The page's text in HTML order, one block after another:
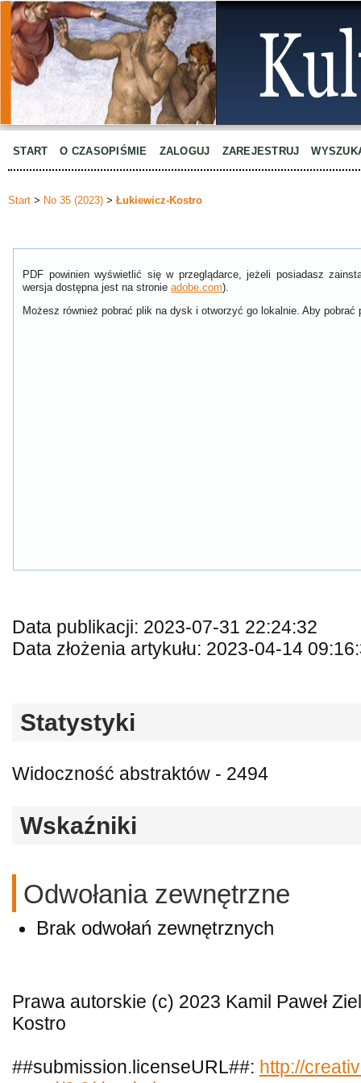
START O CZASOPIŚMIE ZALOGUJ ZAREJESTRUJ
Start > No 35 (2023) > Łukiewicz-Kostro
PDF powinien wyświetlić się w przeglądarce, jeżeli posiadasz
wersja dostępna jest na stronie adobe.com).
Możesz również pobrać plik na dysk i otworzyć go lokalnie. Aby
Data publikacji: 2023-07-31 22:24:32
Data złożenia artykułu: 2023-04-14
Statystyki
Widoczność abstraktów - 2494
Wskaźniki
Odwołania zewnętrzne
Brak odwołań zewnętrznych
Prawa autorskie (c) 2023 Kamil Paweł
Kostro
##submission.licenseURL##: http://